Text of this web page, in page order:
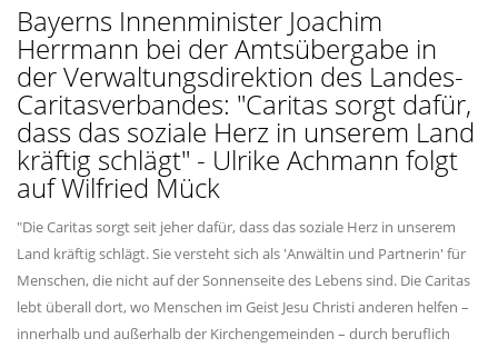
Bayerns Innenminister Joachim
Herrmann bei der Amtsübergabe in
der Verwaltungsdirektion des Landes-
Caritasverbandes: "Caritas sorgt dafür,
dass das soziale Herz in unserem Land
kräftig schlägt" - Ulrike Achmann folgt
auf Wilfried Mück
"Die Caritas sorgt seit jeher dafür, dass das soziale Herz in unserem
Land kräftig schlägt. Sie versteht sich als 'Anwältin und Partnerin' für
Menschen, die nicht auf der Sonnenseite des Lebens sind. Die Caritas
lebt überall dort, wo Menschen im Geist Jesu Christi anderen helfen –
innerhalb und außerhalb der Kirchengemeinden – durch beruflich